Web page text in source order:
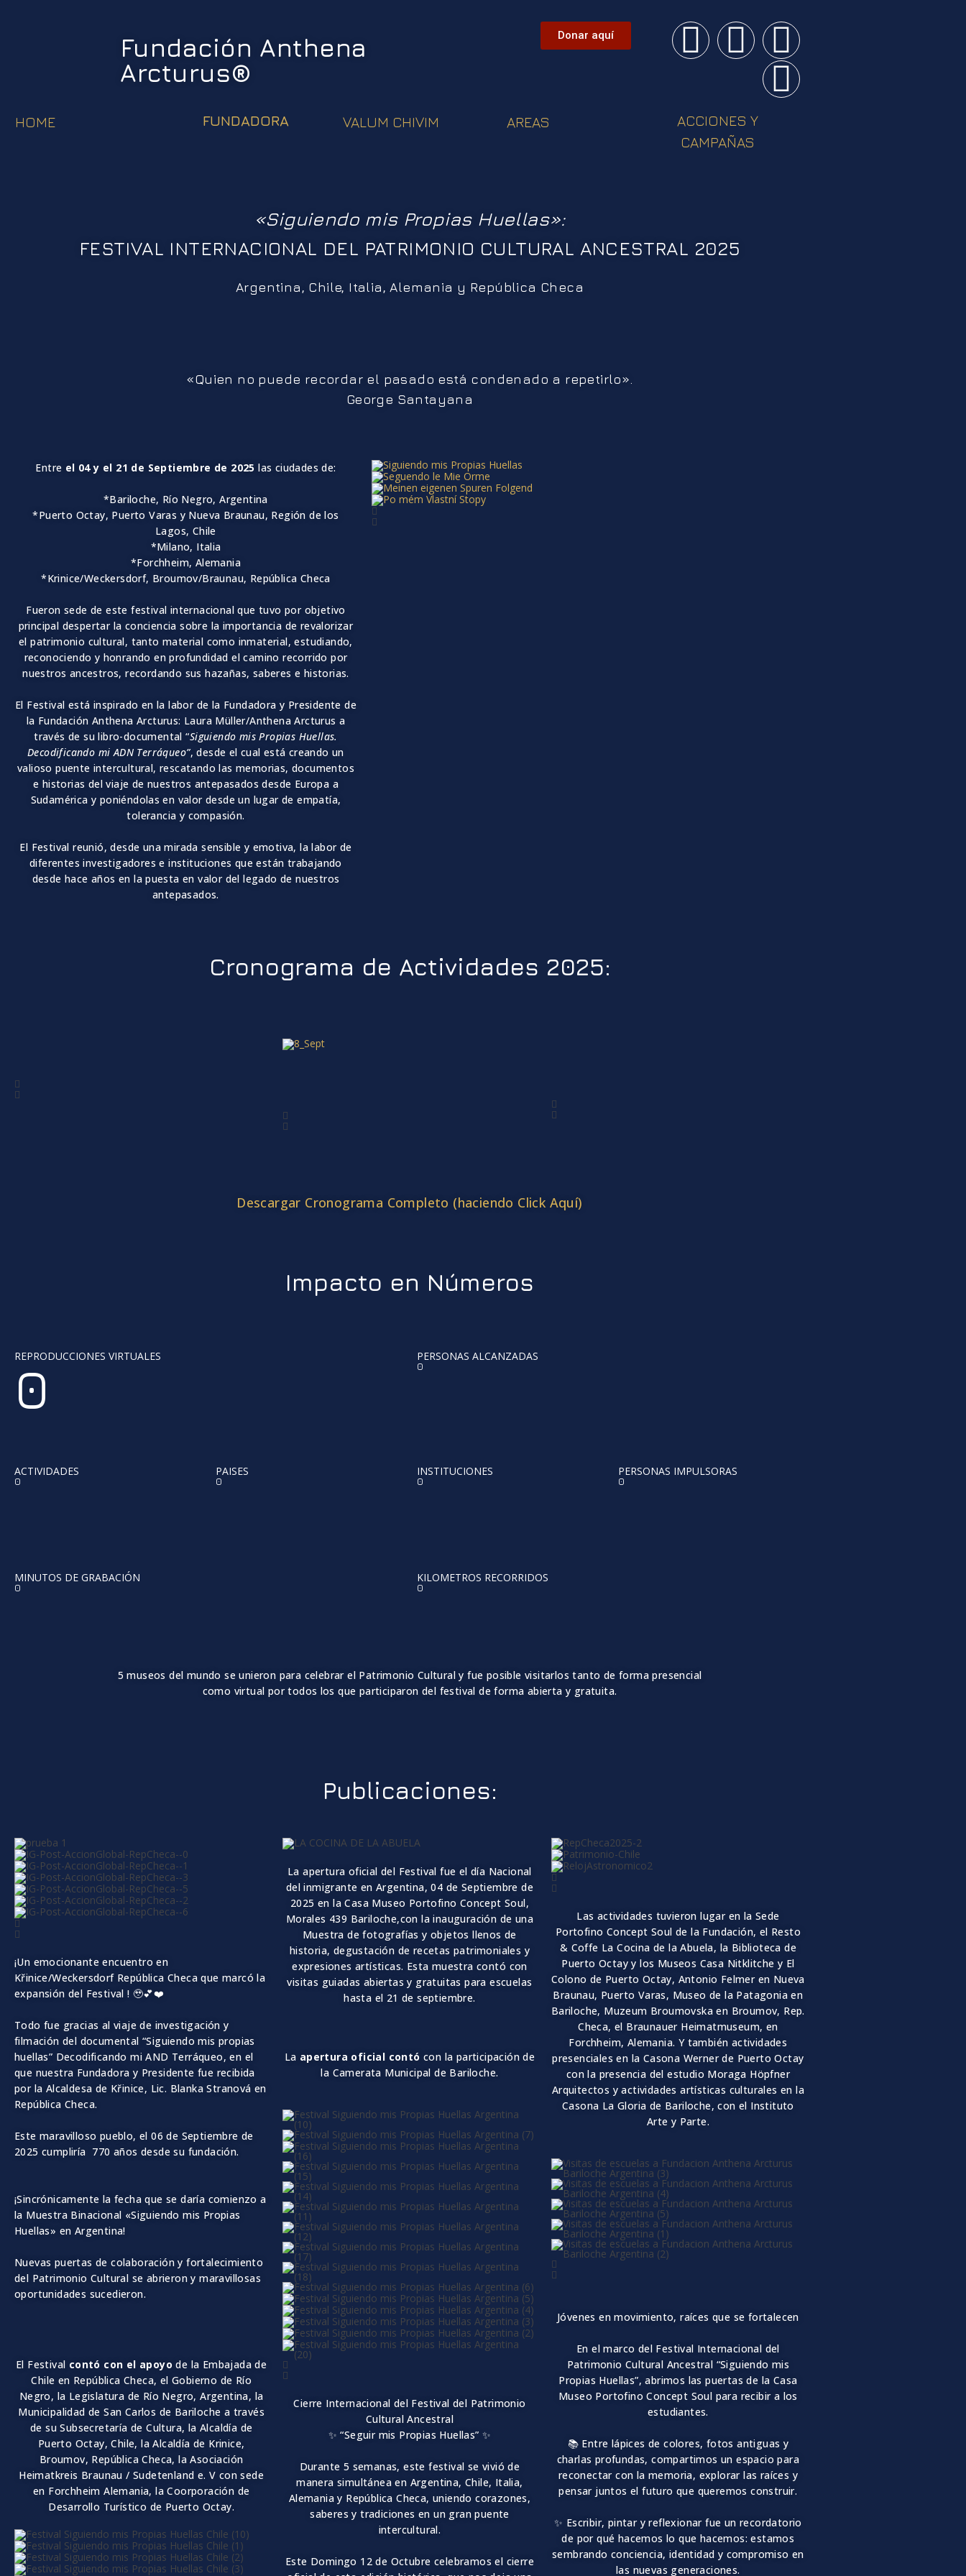
Fundación Anthena
Arcturus®
Donar aquí
HOME FUNDADORA VALUM CHIVIM AREAS
ACCIONES Y
CAMPAÑAS
«Siguiendo mis Propias Huellas»:
FESTIVAL INTERNACIONAL DEL PATRIMONIO CULTURAL ANCESTRAL 2025
Argentina, Chile, Italia, Alemania y República Checa
«Quien no puede recordar el pasado está condenado a repetirlo».
George Santayana
Entre el 04 y el 21 de Septiembre de 2025las ciudades de:
*Bariloche, Río Negro, Argentina
*Puerto Octay, Puerto Varas y Nueva Braunau, Región de los
Lagos, Chile
*Milano, Italia
*Forchheim, Alemania
*Krinice/Weckersdorf, Broumov/Braunau, República Checa
Fueron sede de este festival internacional que tuvo por objetivo
principal despertar la conciencia sobre la importancia de revalorizar
el patrimonio cultural, tanto material como inmaterial, estudiando,
reconociendo y honrando en profundidad el camino recorrido por
nuestros ancestros, recordando sus hazañas, saberes e historias.
El Festival está inspirado en la labor de la Fundadora y Presidente de
la Fundación Anthena Arcturus: Laura Müller/Anthena Arcturus a
través de su libro-documental “Siguiendo mis Propias Huellas.
Decodificando mi ADN Terráqueo”, desde el cual está creando un
valioso puente intercultural, rescatando las memorias, documentos
e historias del viaje de nuestros antepasados desde Europa a
Sudamérica y poniéndolas en valor desde un lugar de empatía,
tolerancia y compasión.
El Festival reunió, desde una mirada sensible y emotiva, la labor de
diferentes investigadores e instituciones que están trabajando
desde hace años en la puesta en valor del legado de nuestros
antepasados.
Cronograma de Actividades 2025:
Descargar Cronograma Completo (haciendo Click Aquí)
Impacto en Números
REPRODUCCIONES VIRTUALES
0
PERSONAS ALCANZADAS
0
ACTIVIDADES
0
PAISES
0
INSTITUCIONES
0
PERSONAS IMPULSORAS
0
MINUTOS DE GRABACIÓN
0
KILOMETROS RECORRIDOS
0
5 museos del mundo se unieron para celebrar el Patrimonio Cultural y fue posible visitarlos tanto de forma presencial
como virtual por todos los que participaron del festival de forma abierta y gratuita.
Publicaciones:
¡Un emocionante encuentro en
Křinice/Weckersdorf República Checa que marcó la
expansión del Festival ! 🥹💕❤️
Todo fue gracias al viaje de investigación y
filmación del documental “Siguiendo mis propias
huellas” Decodificandomi AND Terráqueo, en el
que nuestra Fundadora y Presidente fue recibida
por la Alcaldesa de Křinice, Lic. Blanka Stranová en
República Checa.
Este maravilloso pueblo, el06 de Septiembre de
2025 cumpliría 770 años desde su fundación.
¡Sincrónicamente la fecha que se daría comienzo a
la Muestra Binacional «Siguiendo mis Propias
Huellas» en Argentina!
Nuevas puertas de colaboración y fortalecimiento
del Patrimonio Cultural se abrieron y maravillosas
oportunidades sucedieron.
El Festival contó con el apoyode la Embajada de
Chile en República Checa, el Gobierno de Río
Negro, la Legislatura de Río Negro, Argentina, la
Municipalidad de San Carlos de Bariloche a través
de su Subsecretaría de Cultura, la Alcaldía de
Puerto Octay, Chile, la Alcaldía de Krinice,
Broumov, República Checa, la Asociación
Heimatkreis Braunau / Sudetenland e. V con sede
en Forchheim Alemania, la Coorporación de
Desarrollo Turístico de Puerto Octay.
Laapertura oficial del Festival fue el día Nacional
del inmigrante en Argentina,04 de Septiembre de
2025 en la Casa Museo Portofino Concept Soul,
Morales 439 Bariloche,con la inauguración de una
Muestra de fotografías y objetos llenos de
historia, degustación de recetas patrimoniales y
expresiones artísticas. Esta muestra contó con
visitas guiadas abiertas y gratuitas para escuelas
hasta el 21 de septiembre.
La apertura oficial contó con la participación de
la Camerata Municipal de Bariloche.
Cierre Internacional del Festival del Patrimonio
Cultural Ancestral
✨ “Seguir mis Propias Huellas” ✨
Durante 5 semanas, este festival se vivió de
manera simultánea en Argentina, Chile, Italia,
Alemania y República Checa, uniendo corazones,
saberes y tradiciones en un gran puente
intercultural.
Este Domingo 12 de Octubre celebramos el cierre
Las actividades tuvieron lugar en la Sede
Portofino Concept Soul de la Fundación, el Resto
& Coffe La Cocina de la Abuela, la Biblioteca de
Puerto Octay y los Museos Casa Nitklitche y El
Colono de Puerto Octay, Antonio Felmer en Nueva
Braunau, Puerto Varas, Museo de la Patagonia en
Bariloche, Muzeum Broumovska en Broumov, Rep.
Checa, el Braunauer Heimatmuseum, en
Forchheim, Alemania. Y también actividades
presenciales en la Casona Wernerde Puerto Octay
con la presencia del estudio Moraga Höpfner
Arquitectos y actividades artísticas culturales en la
Casona La Gloria de Bariloche, con el Instituto
Arte y Parte.
Jóvenes en movimiento, raíces que se fortalecen
En el marco del Festival Internacional del
Patrimonio Cultural Ancestral “Siguiendo mis
Propias Huellas”, abrimos las puertas de la Casa
Museo Portofino Concept Soul para recibir a los
estudiantes.
📚 Entre lápices de colores, fotos antiguas y
charlas profundas, compartimos un espacio para
reconectar con la memoria, explorar las raíces y
pensar juntos el futuro que queremos construir.
✨ Escribir, pintar y reflexionar fue un recordatorio
de por qué hacemos lo que hacemos: estamos
sembrando conciencia, identidad y compromiso en
las nuevas generaciones.